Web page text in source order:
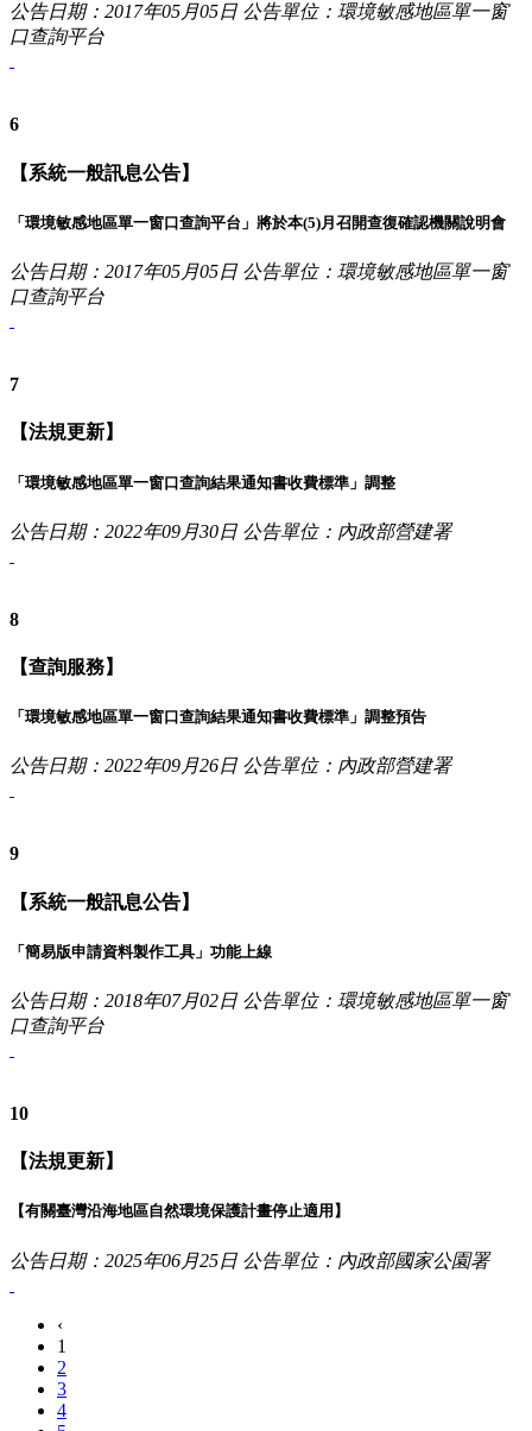
公告日期：2017年05月05日 公告單位：環境敏感地區單一窗
口查詢平台
6
【系統一般訊息公告】
「環境敏感地區單一窗口查詢平台」將於本(5)月召開查復確認機關說明會
公告日期：2017年05月05日 公告單位：環境敏感地區單一窗
口查詢平台
7
【法規更新】
「環境敏感地區單一窗口查詢結果通知書收費標準」調整
公告日期：2022年09月30日 公告單位：內政部營建署
8
【查詢服務】
「環境敏感地區單一窗口查詢結果通知書收費標準」調整預告
公告日期：2022年09月26日 公告單位：內政部營建署
9
【系統一般訊息公告】
「簡易版申請資料製作工具」功能上線
公告日期：2018年07月02日 公告單位：環境敏感地區單一窗
口查詢平台
10
【法規更新】
【有關臺灣沿海地區自然環境保護計畫停止適用】
公告日期：2025年06月25日 公告單位：內政部國家公園署
‹
1
2
3
4